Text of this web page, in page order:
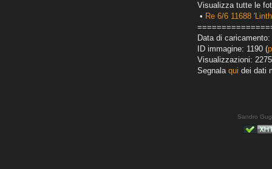
Visualizza tutte le
• Re 6/6 11688
Data di caricamento:
ID immagine: 1190 (
Visualizzazioni: 2275
Segnala qui dei dati
Sandro